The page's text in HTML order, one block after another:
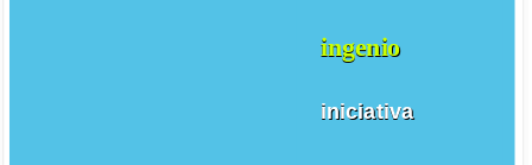
ingenio
iniciativa